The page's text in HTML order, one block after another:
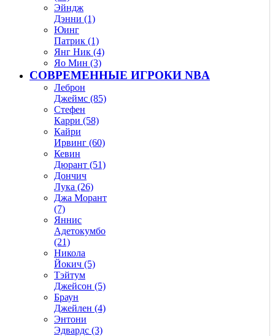
Эйндж
Дэнни (1)
Юинг
Патрик (1)
Янг Ник (4)
Яо Мин (3)
СОВРЕМЕННЫЕ ИГРОКИ NBA
Леброн
Джеймс (85)
Стефен
Карри (58)
Кайри
Ирвинг (60)
Кевин
Дюрант (51)
Дончич
Лука (26)
Джа Морант
(7)
Яннис
Адетокумбо
(21)
Никола
Йокич (5)
Тэйтум
Джейсон (5)
Браун
Джейлен (4)
Энтони
Эдвардс (3)